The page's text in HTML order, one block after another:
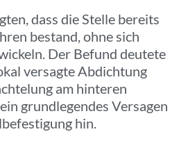
dass die Stelle bereits
bestand, ohne sich
Der Befund deutete
versagte Abdichtung
am hinteren
grundlegendes Versagen
hin.